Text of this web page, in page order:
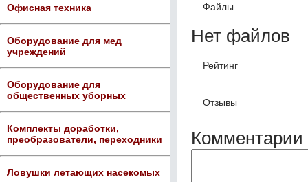
Офисная техника
Оборудование для мед
учреждений
Оборудование для
общественных уборных
Комплекты доработки,
преобразователи, переходники
Ловушки летающих насекомых
Файлы
Нет файлов
Рейтинг
Отзывы
Комментарии